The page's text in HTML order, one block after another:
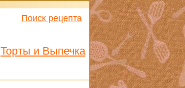
Поиск рецепта
Торты и Выпечка